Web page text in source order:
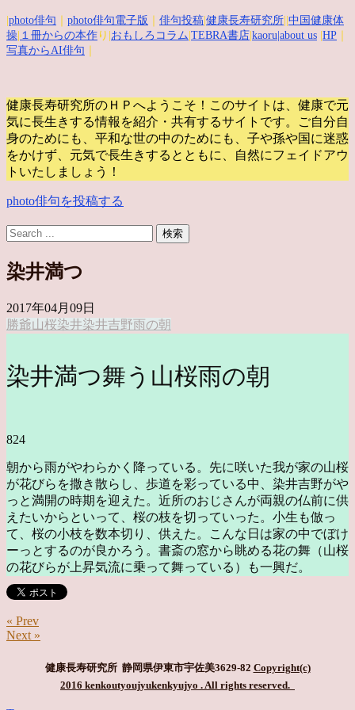
photo俳句 photo俳句電子版 俳句投稿 健康長寿研究所 中国健康体
操 １冊からの本作 り| おもしろコラム TEBRA書店 kaoru |about us HP
写真からAI俳句
健康長寿研究所のＨＰへようこそ！このサイトは、健康で元
気に長生きする情報を紹介・共有するサイトです。
ご自分自
身のためにも、平和な世の中のためにも、子や孫や国に迷惑
をかけず、元気で長生きするとともに、自然にフェイドアウ
トいたしましょう！
photo俳句を投稿する
染井満つ
2017年04月09日
勝爺山桜染井染井吉野雨の朝
染井満つ舞う山桜雨の朝
824
朝から雨がやわらかく降っている。先に咲いた我が家の山桜
が花びらを撒き散らし、歩道を彩っている中、染井吉野がや
っと満開の時期を迎えた。近所のおじさんが両親の仏前に供
えたいからといって、桜の枝を切っていった。小生も倣っ
て、桜の小枝を数本切り、供えた。こんな日は家の中でぼけ
ーっとするのが良かろう。書斎の窓から眺める花の舞（山桜
の花びらが上昇気流に乗って舞っている）も一興だ。
« Prev
Next »
健康長寿研究所 静岡県伊東市宇佐美3629-82 Copyright(c)
2016 kenkoutyoujyukenkyujyo . All rights reserved.